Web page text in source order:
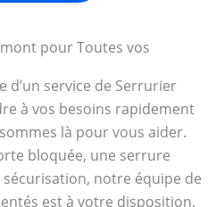
pour Toutes vos
d’un service de Serrurier
à vos besoins rapidement
là pour vous aider.
bloquée, une serrure
notre équipe de
est à votre disposition.